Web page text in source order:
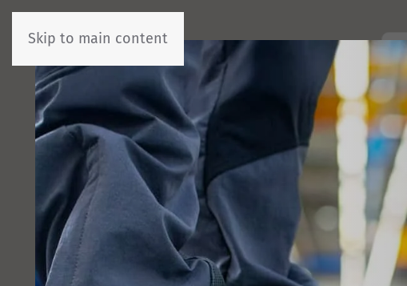
Skip to main content